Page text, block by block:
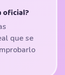
oficial?
que se